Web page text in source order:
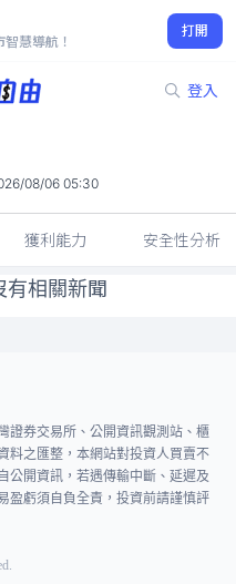
慧導航！
打開
登入
08/06 05:30
獲利能力 安全性分析
相關新聞
證券交易所、公開資訊觀測站、櫃
料之匯整，本網站對投資人買賣不
公開資訊，若遇傳輸中斷、延遲及
盈虧須自負全責，投資前請謹慎評